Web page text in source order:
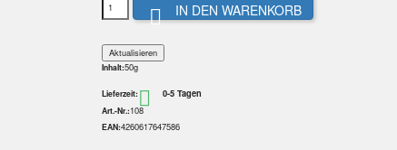
 IN DEN WARENKORB
Inhalt:50g
Lieferzeit:  0-5 Tagen
Art.-Nr.:108
EAN:4260617647586